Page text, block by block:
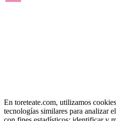
En toreteate.com, utilizamos
tecnologías similares para analizar